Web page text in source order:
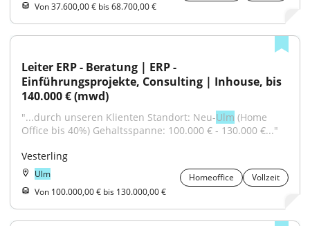
Von 37.600,00 € bis 68.700,00 €
Leiter ERP - Beratung | ERP -
Einführungsprojekte, Consulting | Inhouse, bis
140.000 € (mwd)
"...durch unseren Klienten Standort: Neu-Ulm (Home
Office bis 40%) Gehaltsspanne: 100.000 € - 130.000 €..."
Vesterling
Ulm Homeoffice
Vollzeit
Von 100.000,00 € bis 130.000,00 €